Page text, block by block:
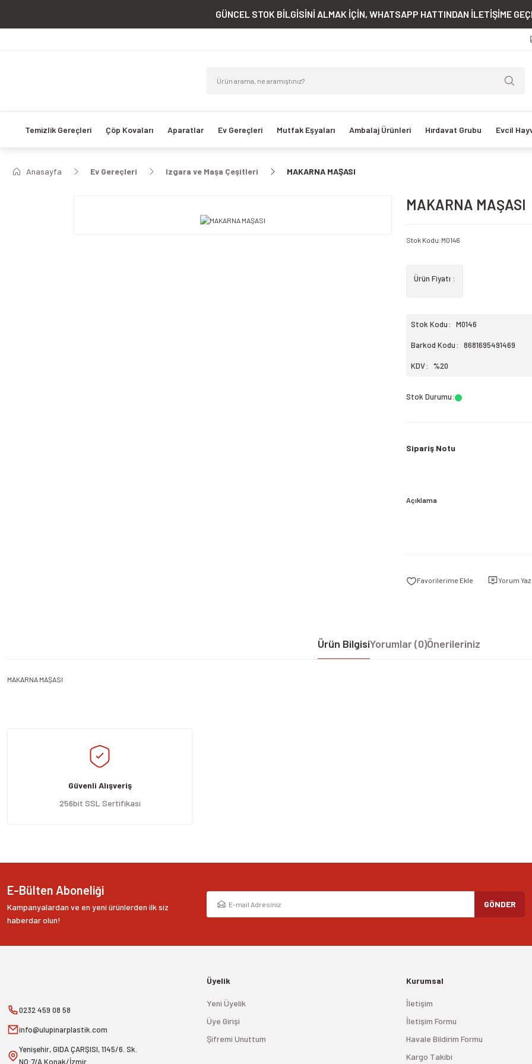
GÜNCEL STOK BİLGİSİNİ ALMAK İÇİN, WHATSAPP HATTINDAN İLETİŞİME
Temizlik Gereçleri Çöp Kovaları Aparatlar Ev Gereçleri Mutfak Eşyaları Ambalaj Ürünleri Hırdavat Grubu Evcil
Anasayfa Ev Gereçleri Izgara ve Maşa Çeşitleri MAKARNA MAŞASI
MAKARNA MAŞASI
Stok Kodu:M0146
Ürün Fiyatı :
Stok Kodu M0146
Barkod Kodu 8681695491469
KDV %20
Stok Durumu:
Sipariş Notu
Açıklama
Yorum Yaz
Ürün BilgisiYorumlar (0)Önerileriniz
MAKARNA MAŞASI
Ürün resmi kalitesiz, bozuk veya görüntülenemiyor.
Ürün açıklamasında eksik bilgiler bulunuyor.
Ürün bilgilerinde hatalar bulunuyor.
Ürün fiyatı diğer sitelerden daha pahalı.
Güvenli Alışveriş
256bit SSL Sertifikası
E-Bülten Aboneliği
Kampanyalardan ve en yeni ürünlerden ilk siz
haberdar olun!
GÖNDER
0232 459 08 58
info@ulupinarplastik.com
Yenişehir, GIDA ÇARŞISI, 1145/6. Sk.
NO:7/A Konak/İzmir
Üyelik
Yeni Üyelik
Üye Girişi
Şifremi Unuttum
Kurumsal
İletişim
İletişim Formu
Havale Bildirim Formu
Kargo Takibi